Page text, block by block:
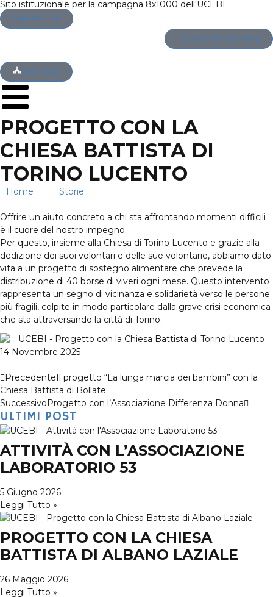
Sito istituzionale per la campagna 8x1000 dell'UCEBI
Sito UCEBI
Bandi e Modulistica
Area enti
PROGETTO CON LA
CHIESA BATTISTA DI
TORINO LUCENTO
Home Storie
Offrire un aiuto concreto a chi sta affrontando momenti difficili
è il cuore del nostro impegno.
Per questo, insieme alla Chiesa di Torino Lucento e grazie alla
dedizione dei suoi volontari e delle sue volontarie, abbiamo dato
vita a un progetto di sostegno alimentare che prevede la
distribuzione di 40 borse di viveri ogni mese. Questo intervento
rappresenta un segno di vicinanza e solidarietà verso le persone
più fragili, colpite in modo particolare dalla grave crisi economica
che sta attraversando la città di Torino.
14 Novembre 2025
PrecedenteIl progetto “La lunga marcia dei bambini” con la
Chiesa Battista di Bollate
SuccessivoProgetto con l’Associazione Differenza Donna
ULTIMI POST
ATTIVITÀ CON L’ASSOCIAZIONE
LABORATORIO 53
5 Giugno 2026
Leggi Tutto »
PROGETTO CON LA CHIESA
BATTISTA DI ALBANO LAZIALE
26 Maggio 2026
Leggi Tutto »